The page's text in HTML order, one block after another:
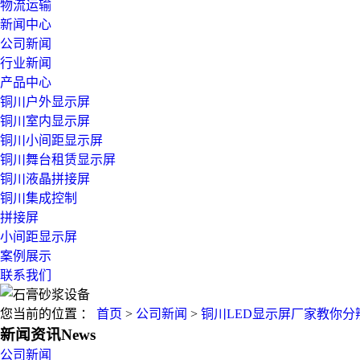
物流运输
新闻中心
公司新闻
行业新闻
产品中心
铜川户外显示屏
铜川室内显示屏
铜川小间距显示屏
铜川舞台租赁显示屏
铜川液晶拼接屏
铜川集成控制
拼接屏
小间距显示屏
案例展示
联系我们
您当前的位置 ： 首页 > 公司新闻 > 铜川LED显示屏厂家教你分
新闻资讯News
公司新闻